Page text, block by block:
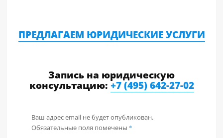
ПРЕДЛАГАЕМ ЮРИДИЧЕСКИЕ УСЛУГИ
Запись на юридическую
консультацию: +7 (495) 642-27-02
Ваш адрес email не будет опубликован.
Обязательные поля помечены *